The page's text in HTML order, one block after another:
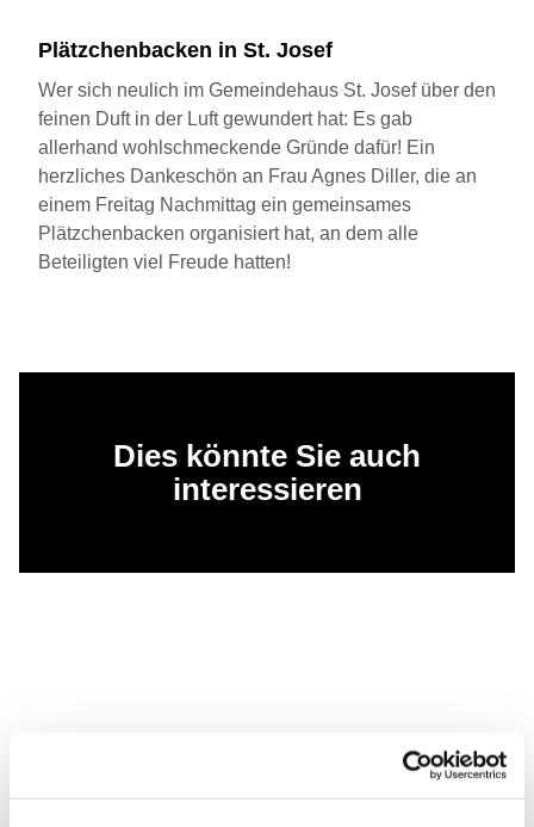
Plätzchenbacken in St. Josef
Wer sich neulich im Gemeindehaus St. Josef über den
feinen Duft in der Luft gewundert hat: Es gab
allerhand wohlschmeckende Gründe dafür! Ein
herzliches Dankeschön an Frau Agnes Diller, die an
einem Freitag Nachmittag ein gemeinsames
Plätzchenbacken organisiert hat, an dem alle
Beteiligten viel Freude hatten!
Dies könnte Sie auch
interessieren